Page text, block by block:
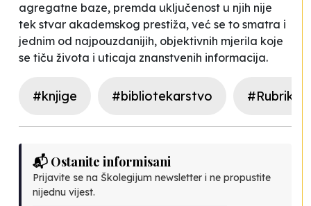
agregatne baze, premda uključenost u njih nije
tek stvar akademskog prestiža, već se to smatra i
jednim od najpouzdanijih, objektivnih mjerila koje
se tiču života i uticaja znanstvenih informacija.
#knjige #bibliotekarstvo #Rubrika
📬 Ostanite informisani
Prijavite se na Školegijum newsletter i ne propustite
nijednu vijest.